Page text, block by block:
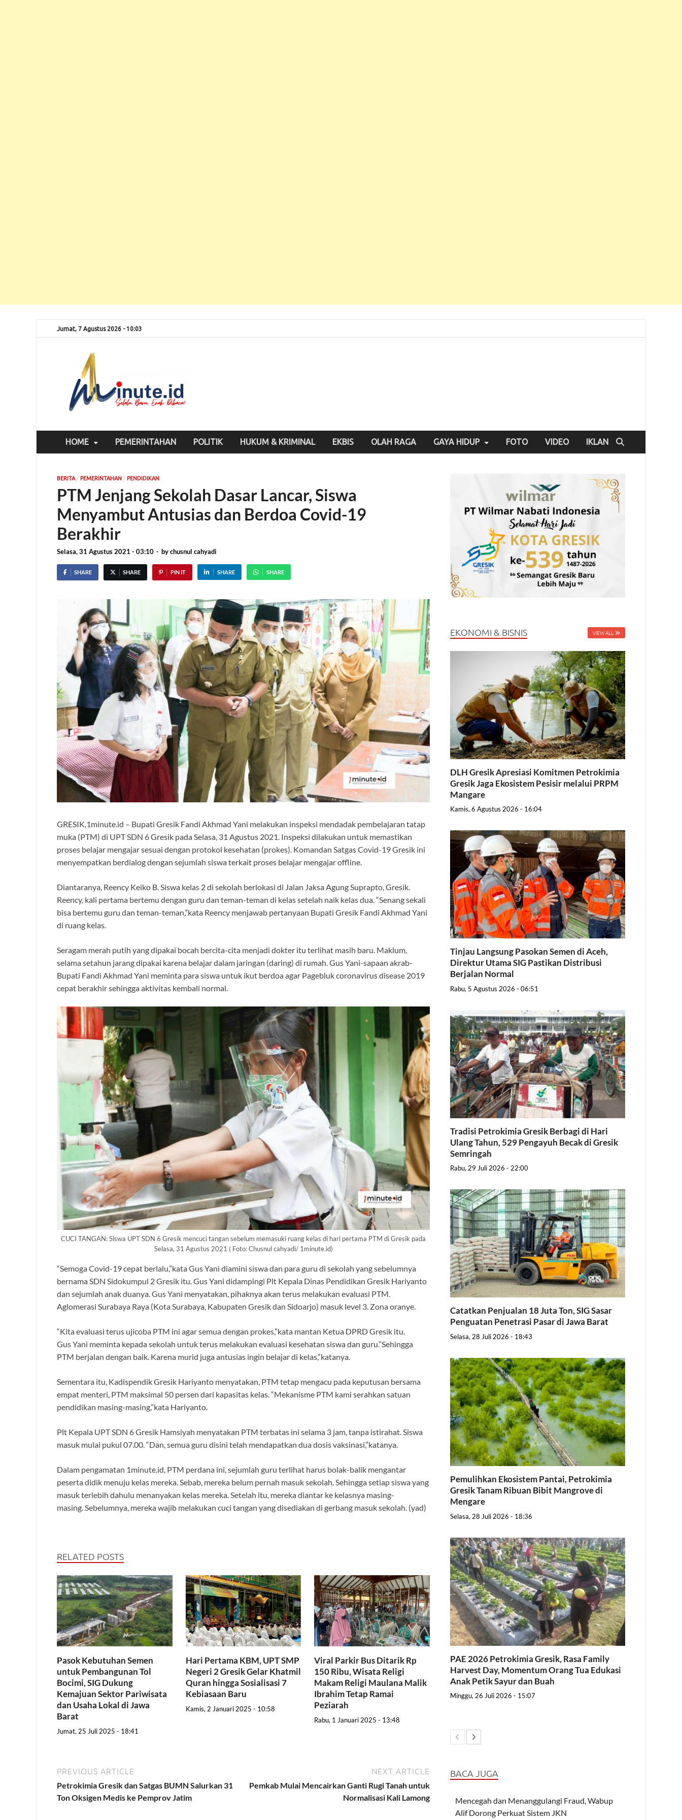
Jumat, 7 Agustus 2026 - 10:03
HOME PEMERINTAHAN POLITIK HUKUM & KRIMINAL EKBIS OLAH RAGA GAYA HIDUP FOTO VIDEO IKLAN
BERITA/ PEMERINTAHAN / PENDIDIKAN
PTM Jenjang Sekolah Dasar Lancar, Siswa
Menyambut Antusias dan Berdoa Covid-19
Berakhir
Selasa, 31 Agustus 2021 - 03:10 - bychusnul cahyadi
SHARE SHARE PIN IT SHARE SHARE
GRESIK,1minute.id – Bupati Gresik Fandi Akhmad Yani melakukan inspeksi mendadak pembelajaran tatap
muka (PTM) di UPT SDN 6 Gresik pada Selasa, 31 Agustus 2021. Inspeksi dilakukan untuk memastikan
proses belajar mengajar sesuai dengan protokol kesehatan (prokes). Komandan Satgas Covid-19 Gresik ini
menyempatkan berdialog dengan sejumlah siswa terkait proses belajar mengajar offline.
Diantaranya, Reency Keiko B. Siswa kelas 2 di sekolah berlokasi di Jalan Jaksa Agung Suprapto, Gresik.
Reency, kali pertama bertemu dengan guru dan teman-teman di kelas setelah naik kelas dua. “Senang sekali
bisa bertemu guru dan teman-teman,”kata Reency menjawab pertanyaan Bupati Gresik Fandi Akhmad Yani
di ruang kelas.
Seragam merah putih yang dipakai bocah bercita-cita menjadi dokter itu terlihat masih baru. Maklum,
selama setahun jarang dipakai karena belajar dalam jaringan (daring) di rumah. Gus Yani-sapaan akrab-
Bupati Fandi Akhmad Yani meminta para siswa untuk ikut berdoa agar Pagebluk coronavirus disease 2019
cepat berakhir sehingga aktivitas kembali normal.
CUCI TANGAN: Siswa UPT SDN 6 Gresik mencuci tangan sebelum memasuki ruang kelas di hari pertama PTM di Gresik pada
Selasa, 31 Agustus 2021 ( Foto: Chusnul cahyadi/ 1minute.id)
“Semoga Covid-19 cepat berlalu,”kata Gus Yani diamini siswa dan para guru di sekolah yang sebelumnya
bernama SDN Sidokumpul 2 Gresik itu. Gus Yani didampingi Plt Kepala Dinas Pendidikan Gresik Hariyanto
dan sejumlah anak duanya. Gus Yani menyatakan, pihaknya akan terus melakukan evaluasi PTM.
Aglomerasi Surabaya Raya (Kota Surabaya, Kabupaten Gresik dan Sidoarjo) masuk level 3. Zona oranye.
“Kita evaluasi terus ujicoba PTM ini agar semua dengan prokes,”kata mantan Ketua DPRD Gresik itu.
Gus Yani meminta kepada sekolah untuk terus melakukan evaluasi kesehatan siswa dan guru.”Sehingga
PTM berjalan dengan baik. Karena murid juga antusias ingin belajar di kelas,”katanya.
Sementara itu, Kadispendik Gresik Hariyanto menyatakan, PTM tetap mengacu pada keputusan bersama
empat menteri, PTM maksimal 50 persen dari kapasitas kelas. “Mekanisme PTM kami serahkan satuan
pendidikan masing-masing,”kata Hariyanto.
Plt Kepala UPT SDN 6 Gresik Hamsiyah menyatakan PTM terbatas ini selama 3 jam, tanpa istirahat. Siswa
masuk mulai pukul 07.00. “Dan, semua guru disini telah mendapatkan dua dosis vaksinasi,”katanya.
Dalam pengamatan 1minute.id, PTM perdana ini, sejumlah guru terlihat harus bolak-balik mengantar
peserta didik menuju kelas mereka. Sebab, mereka belum pernah masuk sekolah. Sehingga setiap siswa yang
masuk terlebih dahulu menanyakan kelas mereka. Setelah itu, mereka diantar ke kelasnya masing-
masing. Sebelumnya, mereka wajib melakukan cuci tangan yang disediakan di gerbang masuk sekolah. (yad)
RELATED POSTS
Pasok Kebutuhan Semen
untuk Pembangunan Tol
Bocimi, SIG Dukung
Kemajuan Sektor Pariwisata
dan Usaha Lokal di Jawa
Barat
Jumat, 25 Juli 2025 - 18:41
Hari Pertama KBM, UPT SMP
Negeri 2 Gresik Gelar Khatmil
Quran hingga Sosialisasi 7
Kebiasaan Baru
Kamis, 2 Januari 2025 - 10:58
Viral Parkir Bus Ditarik Rp
150 Ribu, Wisata Religi
Makam Religi Maulana Malik
Ibrahim Tetap Ramai
Peziarah
Rabu, 1 Januari 2025 - 13:48
PREVIOUS ARTICLE
Petrokimia Gresik dan Satgas BUMN Salurkan 31
Ton Oksigen Medis ke Pemprov Jatim
NEXT ARTICLE
Pemkab Mulai Mencairkan Ganti Rugi Tanah untuk
Normalisasi Kali Lamong
EKONOMI & BISNIS VIEW ALL
DLH Gresik Apresiasi Komitmen Petrokimia
Gresik Jaga Ekosistem Pesisir melalui PRPM
Mangare
Kamis, 6 Agustus 2026 - 16:04
Tinjau Langsung Pasokan Semen di Aceh,
Direktur Utama SIG Pastikan Distribusi
Berjalan Normal
Rabu, 5 Agustus 2026 - 06:51
Tradisi Petrokimia Gresik Berbagi di Hari
Ulang Tahun, 529 Pengayuh Becak di Gresik
Semringah
Rabu, 29 Juli 2026 - 22:00
Catatkan Penjualan 18 Juta Ton, SIG Sasar
Penguatan Penetrasi Pasar di Jawa Barat
Selasa, 28 Juli 2026 - 18:43
Pemulihkan Ekosistem Pantai, Petrokimia
Gresik Tanam Ribuan Bibit Mangrove di
Mengare
Selasa, 28 Juli 2026 - 18:36
PAE 2026 Petrokimia Gresik, Rasa Family
Harvest Day, Momentum Orang Tua Edukasi
Anak Petik Sayur dan Buah
Minggu, 26 Juli 2026 - 15:07
BACA JUGA
Mencegah dan Menanggulangi Fraud, Wabup
Alif Dorong Perkuat Sistem JKN